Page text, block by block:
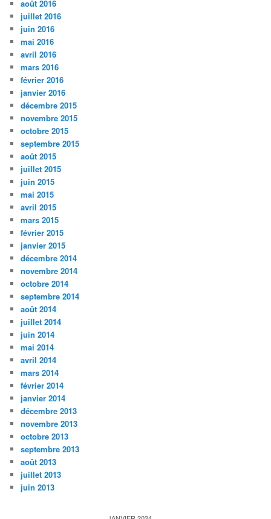
août 2016
juillet 2016
juin 2016
mai 2016
avril 2016
mars 2016
février 2016
janvier 2016
décembre 2015
novembre 2015
octobre 2015
septembre 2015
août 2015
juillet 2015
juin 2015
mai 2015
avril 2015
mars 2015
février 2015
janvier 2015
décembre 2014
novembre 2014
octobre 2014
septembre 2014
août 2014
juillet 2014
juin 2014
mai 2014
avril 2014
mars 2014
février 2014
janvier 2014
décembre 2013
novembre 2013
octobre 2013
septembre 2013
août 2013
juillet 2013
juin 2013